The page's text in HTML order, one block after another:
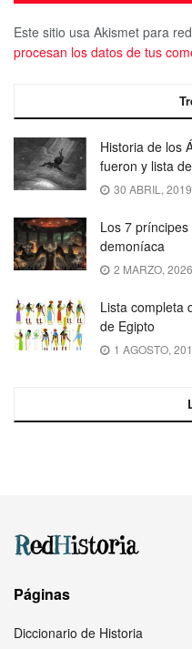
Este sitio usa Akismet para
procesan los datos de tus
Historia de los
fueron y lista
30 ABRIL,
Los 7
demoníaca
2 MARZO,
Lista completa
de Egipto
1 AGOSTO,
Páginas
Diccionario de Historia